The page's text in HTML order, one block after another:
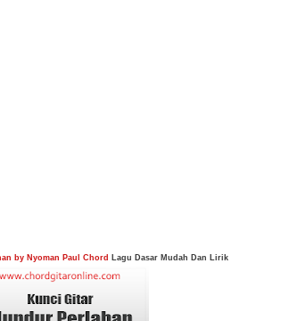
by Nyoman Paul Chord Lagu Dasar Mudah Dan Lirik